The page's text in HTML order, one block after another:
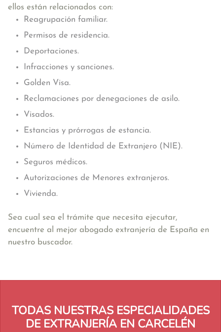
ellos están relacionados con:
Reagrupación familiar.
Permisos de residencia.
Deportaciones.
Infracciones y sanciones.
Golden Visa.
Reclamaciones por denegaciones de asilo.
Visados.
Estancias y prórrogas de estancia.
Número de Identidad de Extranjero (NIE).
Seguros médicos.
Autorizaciones de Menores extranjeros.
Vivienda.
Sea cual sea el trámite que necesita ejecutar,
encuentre al mejor abogado extranjería de España en
nuestro buscador.
TODAS NUESTRAS ESPECIALIDADES
DE EXTRANJERÍA EN CARCELÉN